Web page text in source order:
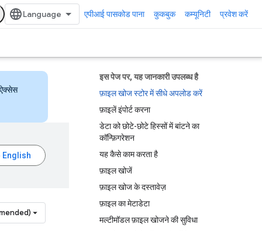
एपीआई पासकोड पाना कुकबुक कम्यूनिटी प्रवेश करें
इस पेज पर, यह जानकारी उपलब्ध है
फ़ाइल खोज स्टोर में सीधे अपलोड करें
फ़ाइलें इंपोर्ट करना
डेटा को छोटे-छोटे हिस्सों में बांटने का
कॉन्फ़िगरेशन
यह कैसे काम करता है
फ़ाइल खोजें
फ़ाइल खोज के दस्तावेज़
फ़ाइल का मेटाडेटा
मल्टीमॉडल फ़ाइल खोजने की सुविधा
ऐक्सेस